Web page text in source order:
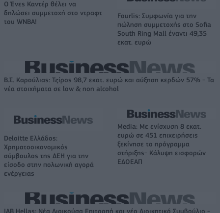
Ο Ένες Καντέρ θέλει να
δηλώσει συμμετοχή στο ντραφτ
του WNBA!
Fourlis: Συμφωνία για την
πώληση συμμετοχής στο Sofia
South Ring Mall έναντι 49,35
εκατ. ευρώ
Β.Σ. Καρούλιας: Τζίρος 98,7 εκατ. ευρώ και αύξηση κερδών 57% - Τα
νέα στοιχήματα σε low & non alcohol
Deloitte Ελλάδος:
Χρηματοοικονομικός
σύμβουλος της ΔΕΗ για την
είσοδο στην πολωνική αγορά
ενέργειας
Media: Με ενίσχυση 8 εκατ.
ευρώ σε 451 επιχειρήσεις
ξεκίνησε το πρόγραμμα
στήριξης- Κάλυψη εισφορών
ΕΔΟΕΑΠ
IAB Hellas: Νέα Διοικούσα Επιτροπή και νέο Διοικητικό Συμβούλιο -